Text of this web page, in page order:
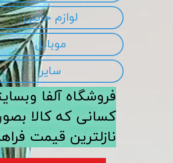
لوازم جانبی
موبایل
سایر
​​فروشگاه آلفا
کسانی که کالا
نازلترین قیمت